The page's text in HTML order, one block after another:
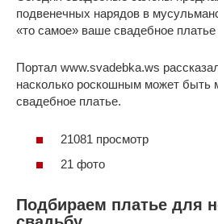
подвенечных нарядов в
«то самое» ваше свадебное платье
Портал www.svadebka.ws
насколько роскошным может быть
свадебное платье.
21081 просмотр
21 фото
Подбираем платье для